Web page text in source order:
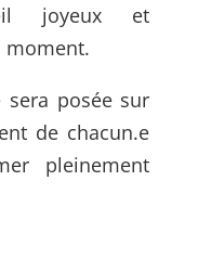
joyeux et
moment.
posée sur
de chacun.e
pleinement